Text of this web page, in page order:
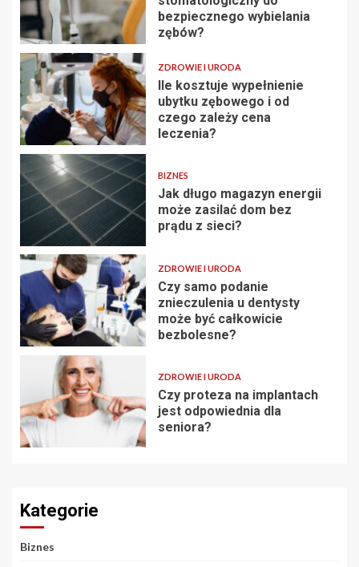
bezpiecznego wybielania
zębów?
ZDROWIE I URODA
Ile kosztuje wypełnienie
ubytku zębowego i od
czego zależy cena
leczenia?
BIZNES
Jak długo magazyn energii
może zasilać dom bez
prądu z sieci?
ZDROWIE I URODA
Czy samo podanie
znieczulenia u dentysty
może być całkowicie
bezbolesne?
ZDROWIE I URODA
Czy proteza na implantach
jest odpowiednia dla
seniora?
Kategorie
Biznes